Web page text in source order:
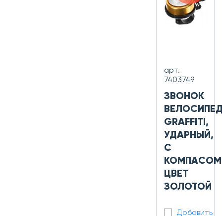
арт.
7403749
ЗВОНОК
GRAFFITI,
УДАРНЫЙ,
С
ЦВЕТ
ЗОЛОТОЙ
Добавить